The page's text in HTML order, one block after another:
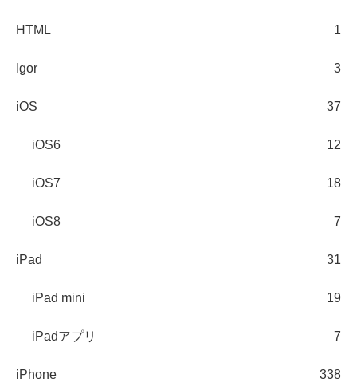
HTML 1
Igor 3
iOS 37
iOS6 12
iOS7 18
iOS8 7
iPad 31
iPad mini 19
iPadアプリ 7
iPhone 338